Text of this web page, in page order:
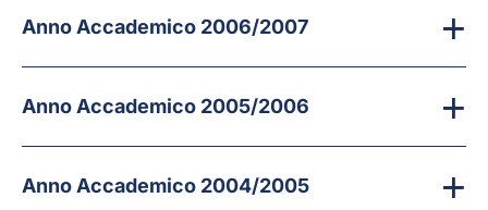
Anno Accademico 2006/2007
Anno Accademico 2005/2006
Anno Accademico 2004/2005